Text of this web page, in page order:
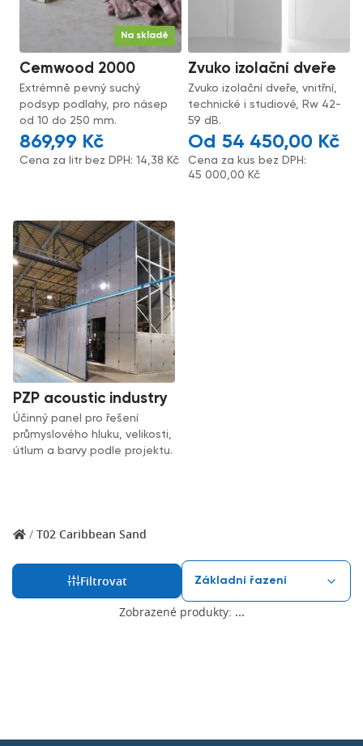
Na skladě
Cemwood 2000
Extrémně pevný suchý
podsyp podlahy, pro násep
od 10 do 250 mm.
869,99 Kč
Cena za litr bez DPH:14,38 Kč
Zvuko izolační dveře
Zvuko izolační dveře, vnitřní,
technické i studiové, Rw 42-
59 dB.
54 450,00 Kč
Cena za kus bez DPH:
45 000,00 Kč
PZP acoustic industry
Účinný panel pro řešení
průmyslového hluku, velikosti,
útlum a barvy podle projektu.
/ T02 Caribbean Sand
Filtrovat
Zobrazené produkty: ...